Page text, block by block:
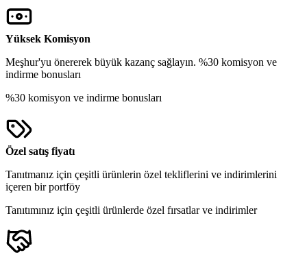
Yüksek Komisyon
Meşhur'yu önererek büyük kazanç sağlayın. %30 komisyon ve
indirme bonusları
%30 komisyon ve indirme bonusları
Özel satış fiyatı
Tanıtmanız için çeşitli ürünlerin özel tekliflerini ve indirimlerini
içeren bir portföy
Tanıtımınız için çeşitli ürünlerde özel fırsatlar ve indirimler